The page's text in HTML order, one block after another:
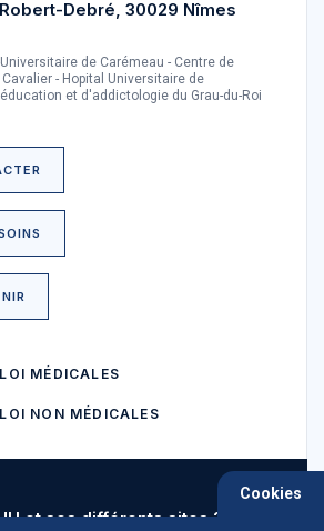
Debré, 30029 Nîmes
de Carémeau - Centre de
- Hopital Universitaire de
et d'addictologie du Grau-du-Roi
MÉDICALES
NON MÉDICALES
et ses différents sites ?
Cookies